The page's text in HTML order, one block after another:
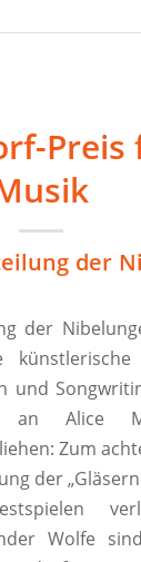
Preis
der
der
und
an Alice
Zum
der
Wolfe